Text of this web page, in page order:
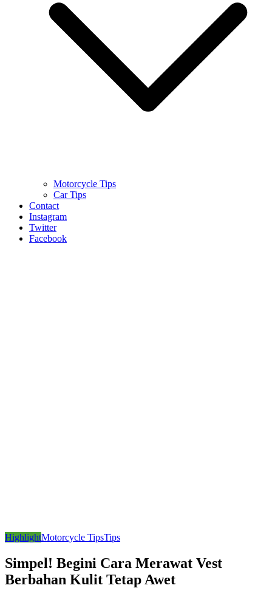
Motorcycle Tips
Car Tips
Contact
Instagram
Twitter
Facebook
HighlightMotorcycle TipsTips
Simpel! Begini Cara Merawat Vest
Berbahan Kulit Tetap Awet